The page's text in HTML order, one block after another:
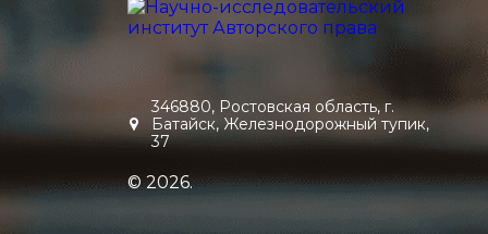
346880, Ростовская область, г.
Батайск, Железнодорожный тупик,
37
© 2026.